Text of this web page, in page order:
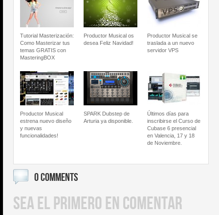
Tutorial Masterización:
Como Masterizar tus
temas GRATIS con
MasteringBOX
Productor Musical os
desea Feliz Navidad!
Productor Musical se
traslada a un nuevo
servidor VPS
Productor Musical
estrena nuevo diseño
y nuevas
funcionalidades!
SPARK Dubstep de
Arturia ya disponible.
Últimos días para
inscribirse el Curso de
Cubase 6 presencial
en Valencia, 17 y 18
de Noviembre.
0 COMMENTS
SEA EL PRIMERO EN COMENTAR